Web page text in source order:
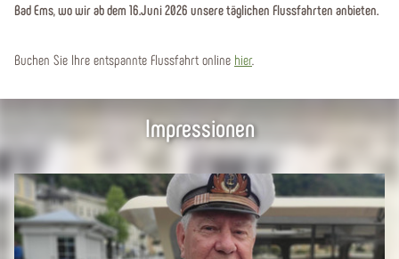
Bad Ems, wo wir ab dem 16.Juni 2026 unsere täglichen Flussfahrten anbieten.
Buchen Sie Ihre entspannte Flussfahrt online hier.
Impressionen